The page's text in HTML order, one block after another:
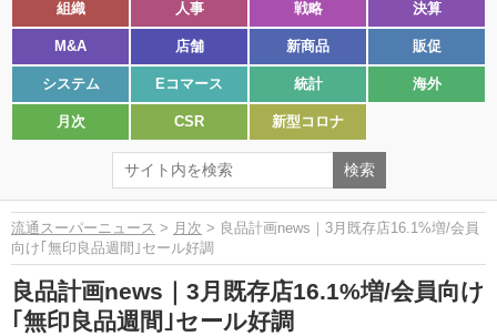
組織 人事 戦略 決算
M&A 店舗 新商品 販促
システム Eコマース 統計 海外
月次 CSR 新型コロナ
流通スーパーニュース > 月次 > 良品計画news｜3月既存店16.1%増/会員
向け｢無印良品週間｣セール好調
良品計画news｜3月既存店16.1%増/会員向け
｢無印良品週間｣セール好調